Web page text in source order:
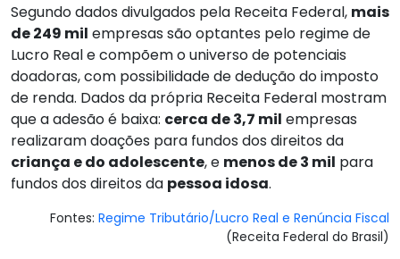
Segundo dados divulgados pela Receita Federal, mais
de 249 mil empresas são optantes pelo regime de
Lucro Real e compõem o universo de potenciais
doadoras, com possibilidade de dedução do imposto
de renda. Dados da própria Receita Federal mostram
que a adesão é baixa: cerca de 3,7 mil empresas
realizaram doações para fundos dos direitos da
criança e do adolescente, e menos de 3 mil para
fundos dos direitos da pessoa idosa.
Fontes: Regime Tributário/Lucro Real e Renúncia Fiscal
(Receita Federal do Brasil)